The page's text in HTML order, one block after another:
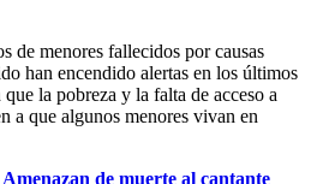
de menores fallecidos por causas
han encendido alertas en los últimos
la pobreza y la falta de acceso a
a que algunos menores vivan en
Amenazan de muerte al cantante